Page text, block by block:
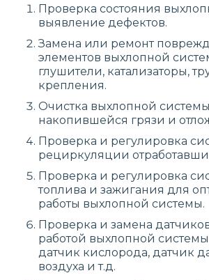
Проверка состояния
выявление дефектов.
Замена или ремонт
элементов выхлопной
глушители, катализаторы,
крепления.
Очистка выхлопной
накопившейся грязи и
Проверка и регулировка
рециркуляции
Проверка и регулировка
топлива и зажигания для
работы выхлопной системы.
Проверка и замена
работой выхлопной
датчик кислорода, датчик
воздуха и т.д.